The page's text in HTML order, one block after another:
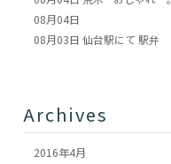
08月04日
08月03日 仙台駅にて 駅弁
Archives
2016年4月